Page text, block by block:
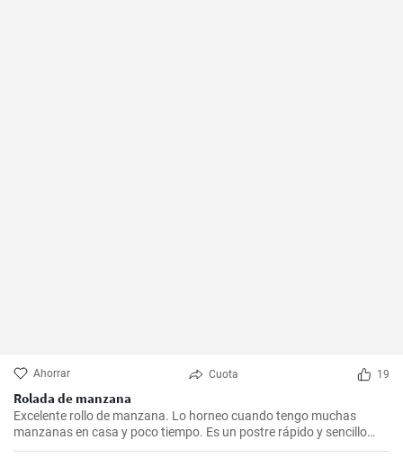
Ahorrar Cuota 19
Rolada de manzana
Excelente rollo de manzana. Lo horneo cuando tengo muchas
manzanas en casa y poco tiempo. Es un postre rápido y sencillo
que siempre agrada.